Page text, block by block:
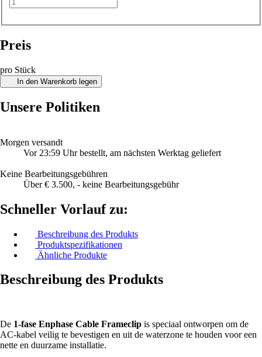
Preis
pro Stück
In den Warenkorb legen
Unsere Politiken
Morgen versandt
Vor 23:59 Uhr bestellt, am nächsten Werktag geliefert
Keine Bearbeitungsgebühren
Über € 3.500, - keine Bearbeitungsgebühr
Schneller Vorlauf zu:
Beschreibung des Produkts
Produktspezifikationen
Ähnliche Produkte
Beschreibung des Produkts
De 1-fase Enphase Cable Frameclip is speciaal ontworpen om de
AC-kabel veilig te bevestigen en uit de waterzone te houden voor een
nette en duurzame installatie.